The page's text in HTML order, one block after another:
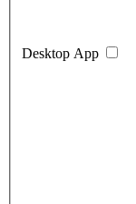
Desktop App